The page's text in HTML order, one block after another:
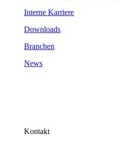
Interne Karriere
Downloads
Branchen
News
Kontakt